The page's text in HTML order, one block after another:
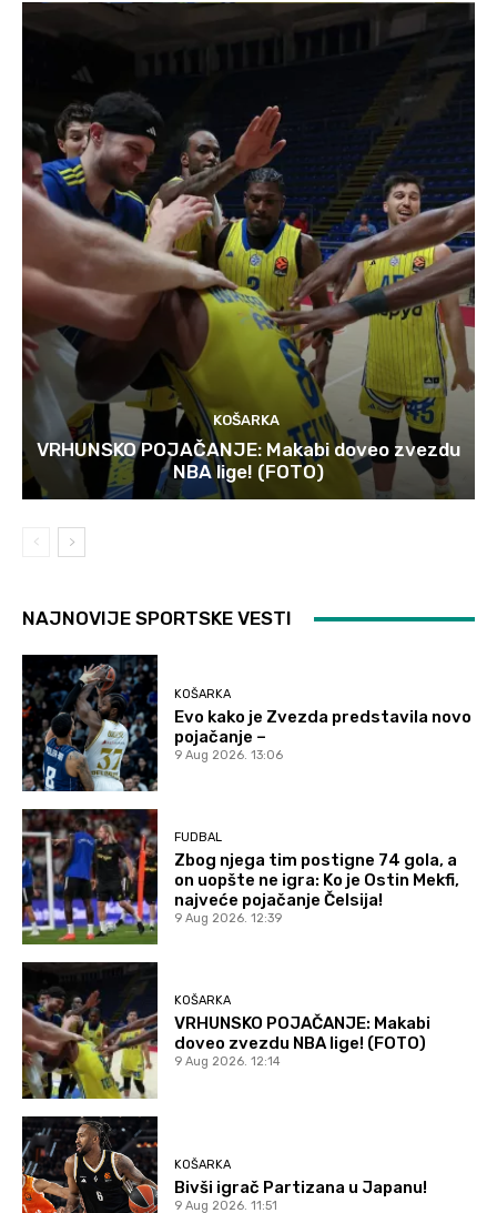
KOŠARKA
VRHUNSKO POJAČANJE: Makabi doveo zvezdu
NBA lige! (FOTO)
NAJNOVIJE SPORTSKE VESTI
KOŠARKA
Evo kako je Zvezda predstavila novo
pojačanje –
9 Aug 2026. 13:06
FUDBAL
Zbog njega tim postigne 74 gola, a
on uopšte ne igra: Ko je Ostin Mekfi,
najveće pojačanje Čelsija!
9 Aug 2026. 12:39
KOŠARKA
VRHUNSKO POJAČANJE: Makabi
doveo zvezdu NBA lige! (FOTO)
9 Aug 2026. 12:14
KOŠARKA
Bivši igrač Partizana u Japanu!
9 Aug 2026. 11:51